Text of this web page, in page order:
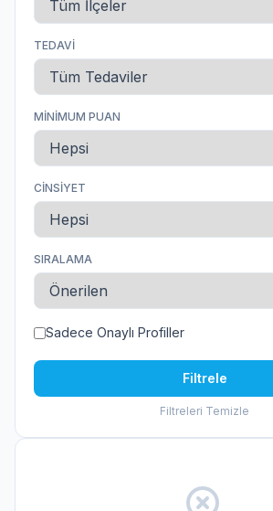
TEDAVI
MINIMUM PUAN
CINSIYET
SIRALAMA
Sadece Onaylı Profiller
Filtrele
Filtreleri Temizle